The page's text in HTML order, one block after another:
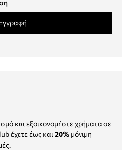
Εγγραφή
και εξοικονομήστε χρήματα σε
έχετε έως και 20% μόνιμη